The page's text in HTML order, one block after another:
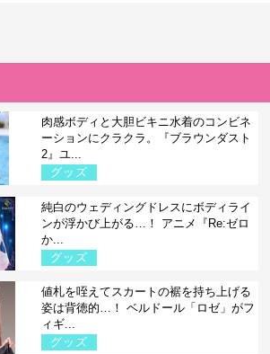
肉感ボディと大胆ビキニ水着のコンビネ
ーションにクラクラ。『ブラウンダスト
2』ユ...
グッズ
純白のウェディングドレスにボディライ
ンが浮かび上がる…！ アニメ『Re:ゼロ
か...
グッズ
値札を咥えてスカートの裾を持ち上げる
姿は背徳的…！ ベルドール「ロゼ」がフ
ィギ...
グッズ